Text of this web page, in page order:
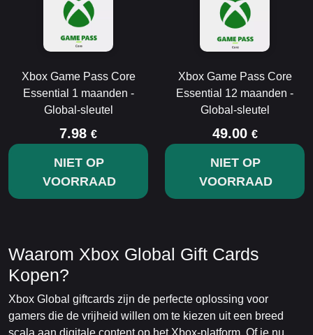
Xbox Game Pass Core
Essential 1 maanden -
Global-sleutel
7.98 €
NIET OP
VOORRAAD
Xbox Game Pass Core
Essential 12 maanden -
Global-sleutel
49.00 €
NIET OP
VOORRAAD
Waarom Xbox Global Gift Cards
Kopen?
Xbox Global giftcards zijn de perfecte oplossing voor
gamers die de vrijheid willen om te kiezen uit een breed
scala aan digitale content op het Xbox-platform. Of je nu